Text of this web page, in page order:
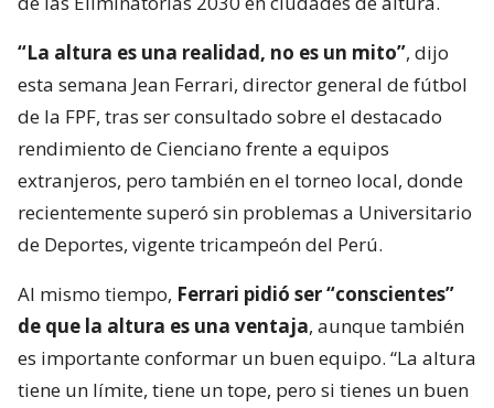
“La altura es una realidad, no es un mito”, dijo
esta semana Jean Ferrari, director general de fútbol
de la FPF, tras ser consultado sobre el destacado
rendimiento de Cienciano frente a equipos
extranjeros, pero también en el torneo local, donde
recientemente superó sin problemas a Universitario
de Deportes, vigente tricampeón del Perú.
Al mismo tiempo, Ferrari pidió ser “conscientes”
de que la altura es una ventaja, aunque también
es importante conformar un buen equipo. “La altura
tiene un límite, tiene un tope, pero si tienes un buen